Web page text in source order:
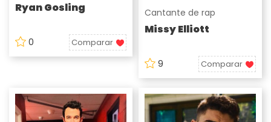
Ryan Gosling
0 Comparar
Cantante de rap
Missy Elliott
9 Comparar